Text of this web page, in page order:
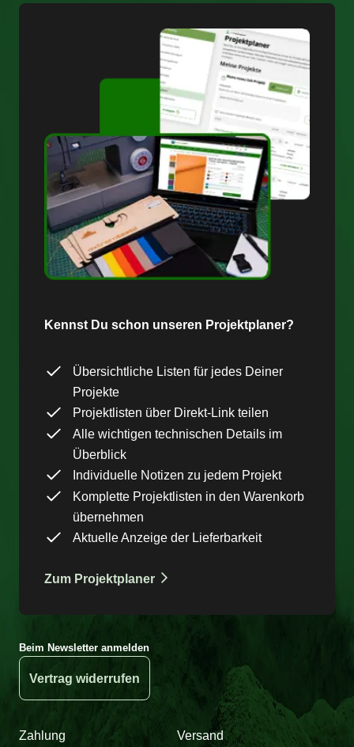
Kennst Du schon unseren Projektplaner?
Übersichtliche Listen für jedes Deiner
Projekte
Projektlisten über Direkt-Link teilen
Alle wichtigen technischen Details im
Überblick
Individuelle Notizen zu jedem Projekt
Komplette Projektlisten in den Warenkorb
übernehmen
Aktuelle Anzeige der Lieferbarkeit
Zum Projektplaner
Beim Newsletter anmelden
Vertrag widerrufen
Zahlung Versand